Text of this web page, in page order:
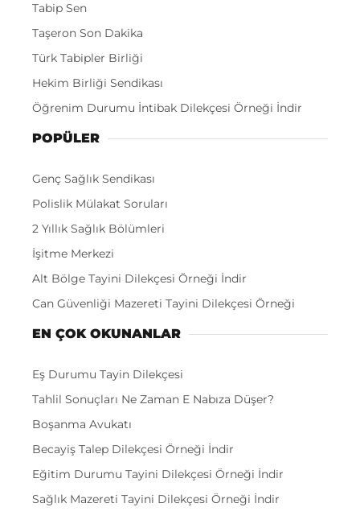
Tabip Sen
Taşeron Son Dakika
Türk Tabipler Birliği
Hekim Birliği Sendikası
Öğrenim Durumu İntibak Dilekçesi Örneği İndir
POPÜLER
Genç Sağlık Sendikası
Polislik Mülakat Soruları
2 Yıllık Sağlık Bölümleri
İşitme Merkezi
Alt Bölge Tayini Dilekçesi Örneği İndir
Can Güvenliği Mazereti Tayini Dilekçesi Örneği
EN ÇOK OKUNANLAR
Eş Durumu Tayin Dilekçesi
Tahlil Sonuçları Ne Zaman E Nabıza Düşer?
Boşanma Avukatı
Becayiş Talep Dilekçesi Örneği İndir
Eğitim Durumu Tayini Dilekçesi Örneği İndir
Sağlık Mazereti Tayini Dilekçesi Örneği İndir